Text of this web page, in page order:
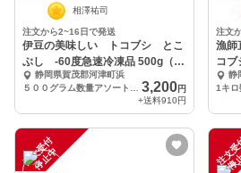
相澤祐司
注文から2~16日で発送
伊豆の美味しい トコブシ とこ
ぶし -60度急速冷凍品 500g（小
サイズ）
静岡県賀茂郡河津町浜
3,200円
+送料910円
注文
漁師
コ
凍品
静
1キロ
注
文
受
付
停
止
中